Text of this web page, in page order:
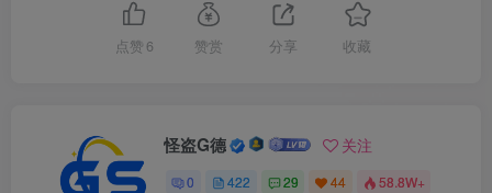
点赞 6 赞赏 分享 收藏
怪盗G德 关注
0 422 29 44 58.8W+